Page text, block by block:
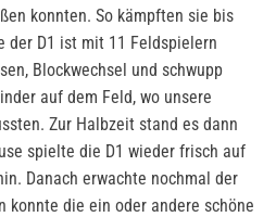
konnten. So kämpften sie bis
der D1 ist mit 11 Feldspielern
Blockwechsel und schwupp
auf dem Feld, wo unsere
Zur Halbzeit stand es dann
spielte die D1 wieder frisch auf
Danach erwachte nochmal der
konnte die ein oder andere schöne